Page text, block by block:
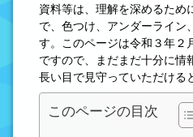
資料等は、理解を深めるため
で、色つけ、アンダーライン
す。このページは令和３年２
ですので、まだまだ十分に情
長い目で見守っていただける
このページの目次